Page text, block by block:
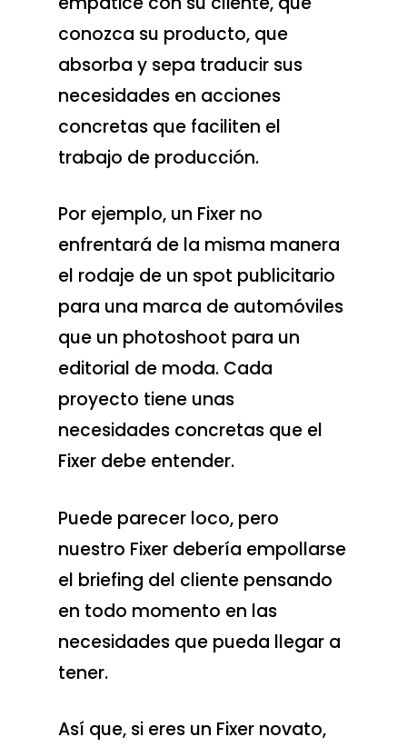
conozca su producto, que
absorba y sepa traducir sus
necesidades en acciones
concretas que faciliten el
trabajo de producción.
Por ejemplo, un Fixer no
enfrentará de la misma manera
el rodaje de un spot publicitario
para una marca de automóviles
que un photoshoot para un
editorial de moda. Cada
proyecto tiene unas
necesidades concretas que el
Fixer debe entender.
Puede parecer loco, pero
nuestro Fixer debería empollarse
el briefing del cliente pensando
en todo momento en las
necesidades que pueda llegar a
tener.
Así que, si eres un Fixer novato,